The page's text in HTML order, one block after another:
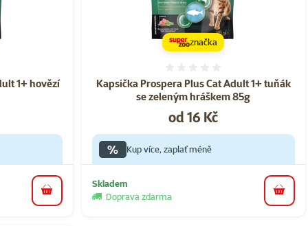
1+ hovězí
do košíku
Kapsička Prospera Plus Cat Adult 1+ tuňák
se zeleným hráškem 85g
Cena
od 16 Kč
značka
% Kup více, zaplať méně
Skladem
Doprava zdarma
do